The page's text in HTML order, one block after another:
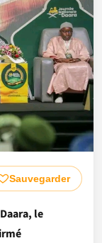
Sauvegarder
le